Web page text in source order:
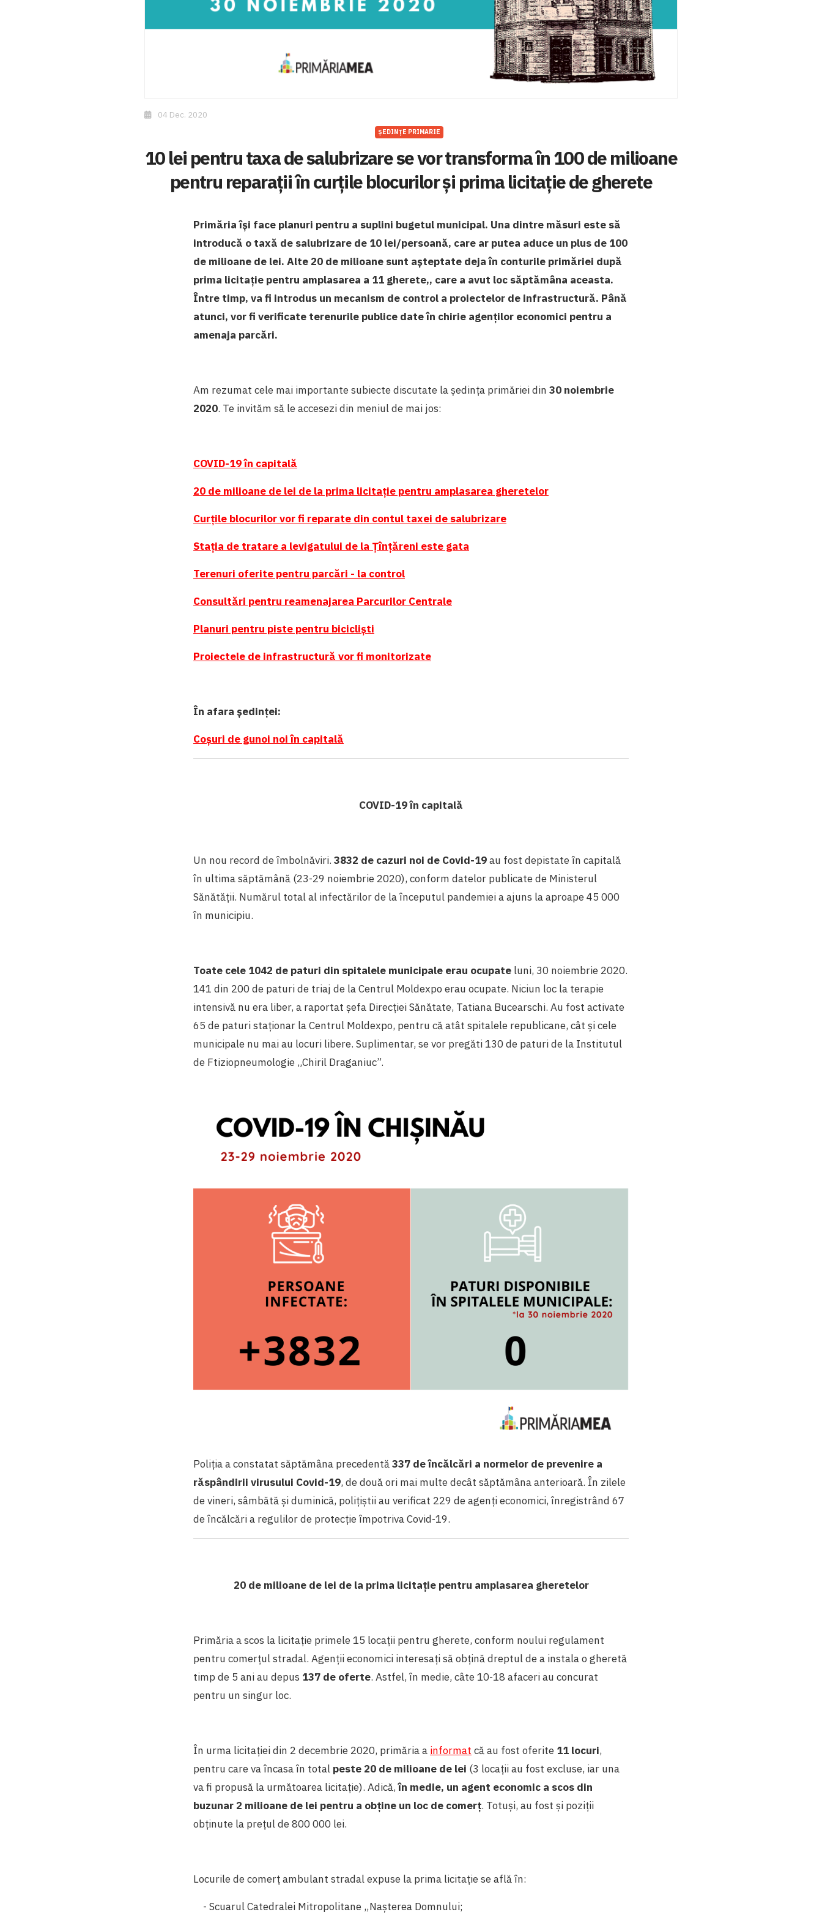
04 Dec. 2020
ȘEDINȚE PRIMARIE
10 lei pentru taxa de salubrizare se vor transforma în 100 de milioane
pentru reparații în curțile blocurilor și prima licitație de gherete
Primăria își face planuri pentru a suplini bugetul municipal. Una dintre măsuri este să
introducă o taxă de salubrizare de 10 lei/persoană, care ar putea aduce un plus de 100
de milioane de lei. Alte 20 de milioane sunt așteptate deja în conturile primăriei după
prima licitație pentru amplasarea a 11 gherete,, care a avut loc săptămâna aceasta.
Între timp, va fi introdus un mecanism de control a proiectelor de infrastructură. Până
atunci, vor fi verificate terenurile publice date în chirie agenților economici pentru a
amenaja parcări.
Am rezumat cele mai importante subiecte discutate la ședința primăriei din 30 noiembrie
2020. Te invităm să le accesezi din meniul de mai jos:
COVID-19 în capitală
20 de milioane de lei de la prima licitație pentru amplasarea gheretelor
Curțile blocurilor vor fi reparate din contul taxei de salubrizare
Stația de tratare a levigatului de la Țînțăreni este gata
Terenuri oferite pentru parcări - la control
Consultări pentru reamenajarea Parcurilor Centrale
Planuri pentru piste pentru bicicliști
Proiectele de infrastructură vor fi monitorizate
În afara ședinței:
Coșuri de gunoi noi în capitală
COVID-19 în capitală
Un nou record de îmbolnăviri. 3832 de cazuri noi de Covid-19au fost depistate în capitală
în ultima săptămână (23-29 noiembrie 2020), conform datelor publicate de Ministerul
Sănătății. Numărul total al infectărilor de la începutul pandemiei a ajuns la aproape 45 000
în municipiu.
Toate cele 1042 de paturi din spitalele municipale erau ocupate luni, 30 noiembrie 2020.
141 din 200 de paturi de triaj de la Centrul Moldexpo erau ocupate. Niciun loc la terapie
intensivă nu era liber, a raportat șefa Direcției Sănătate, Tatiana Bucearschi. Au fost activate
65 de paturi staționar la Centrul Moldexpo, pentru că atât spitalele republicane, cât și cele
municipale nu mai au locuri libere. Suplimentar, se vor pregăti 130 de paturi de la Institutul
de Ftiziopneumologie „Chiril Draganiuc”.
Poliția a constatat săptămâna precedentă337 de încălcări a normelor de prevenire a
răspândirii virusului Covid-19, de două ori mai multe decât săptămâna anterioară. În zilele
de vineri, sâmbătă și duminică, polițiștii au verificat 229 de agenți economici, înregistrând 67
de încălcări a regulilor de protecție împotriva Covid-19.
20 de milioane de lei de la prima licitație pentru amplasarea gheretelor
Primăria a scos la licitație primele 15 locații pentru gherete, conform noului regulament
pentru comerțul stradal. Agenții economici interesați să obțină dreptul de a instala o gheretă
timp de 5 ani au depus 137 de oferte. Astfel, în medie, câte 10-18 afaceri au concurat
pentru un singur loc.
În urma licitației din 2 decembrie 2020, primăria a informat că au fost oferite 11 locuri,
pentru care va încasa în total peste 20 de milioane de lei (3 locații au fost excluse, iar una
va fi propusă la următoarea licitație). Adică,în medie, un agent economic a scos din
buzunar 2 milioane de lei pentru a obține un loc de comerț. Totuși, au fost și poziții
obținute la prețul de 800 000 lei.
Locurile de comerț ambulant stradal expuse la prima licitație se află în:
- Scuarul Catedralei Mitropolitane „Nașterea Domnului;